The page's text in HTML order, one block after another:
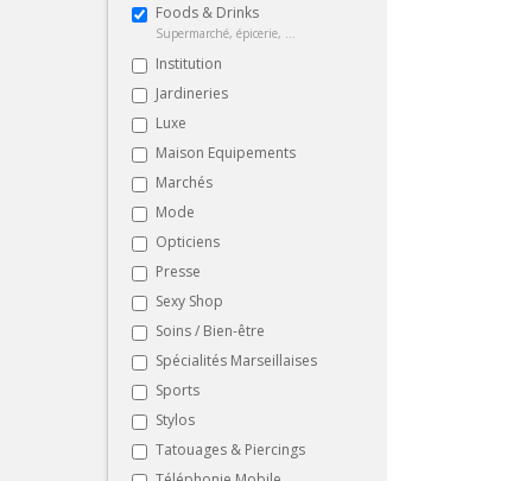
Foods & Drinks
Supermarché, épicerie, ...
Institution
Jardineries
Luxe
Maison Equipements
Marchés
Mode
Opticiens
Presse
Sexy Shop
Soins / Bien-être
Spécialités Marseillaises
Sports
Stylos
Tatouages & Piercings